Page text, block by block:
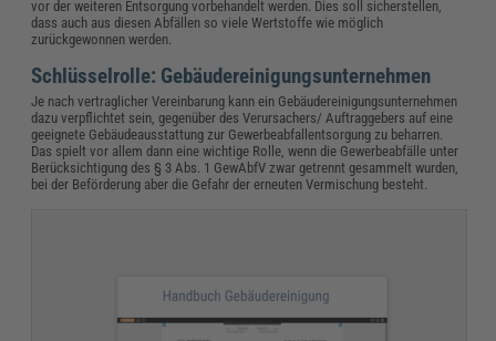
vor der weiteren Entsorgung vorbehandelt werden. Dies soll sicherstellen,
dass auch aus diesen Abfällen so viele Wertstoffe wie möglich
zurückgewonnen werden.
Schlüsselrolle: Gebäudereinigungsunternehmen
Je nach vertraglicher Vereinbarung kann ein Gebäudereinigungsunternehmen
dazu verpflichtet sein, gegenüber des Verursachers/ Auftraggebers auf eine
geeignete Gebäudeausstattung zur Gewerbeabfallentsorgung zu beharren.
Das spielt vor allem dann eine wichtige Rolle, wenn die Gewerbeabfälle unter
Berücksichtigung des § 3 Abs. 1 GewAbfV zwar getrennt gesammelt wurden,
bei der Beförderung aber die Gefahr der erneuten Vermischung besteht.